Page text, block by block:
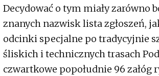
Decydować o tym miały zarówno
znanych nazwisk lista zgłoszeń,
odcinki specjalne po tradycyjnie
śliskich i technicznych trasach
czwartkowe popołudnie 96 załóg